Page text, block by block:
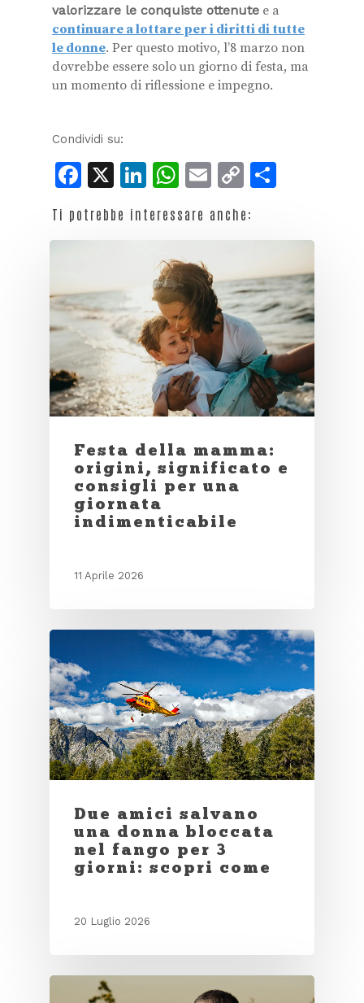
valorizzare le conquiste ottenute e a
continuare a lottare per i diritti di tutte
le donne. Per questo motivo, l’8 marzo non
dovrebbe essere solo un giorno di festa, ma
un momento di riflessione e impegno.
Condividi su:
Facebook
X LinkedIn
WhatsApp
Email
Copy
Ti potrebbe interessare anche:
Festa della mamma:
origini, significato e
consigli per una
giornata
indimenticabile
11 Aprile 2026
Due amici salvano
una donna bloccata
nel fango per 3
giorni: scopri come
20 Luglio 2026